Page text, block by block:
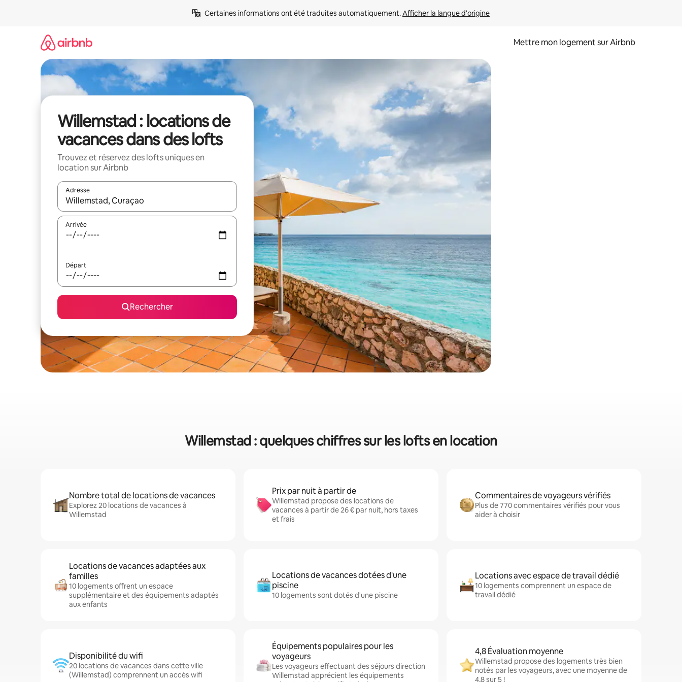
Certaines informations ont été traduites automatiquement. Afficher la langue d'origine
Mettre mon logement sur Airbnb
Willemstad : locations de
vacances dans des lofts
Trouvez et réservez des lofts uniques en
location sur Airbnb
Adresse
Lorsque les résultats s'affichent, utilisez les flèches vers le haut et vers le bas pour les parcourir ou en appuyant et en faisant glisser.
Arrivée
Départ
Rechercher
Willemstad : quelques chiffres sur les lofts en location
Nombre total de locations de vacances
Explorez 20 locations de vacances à
Willemstad
Prix par nuit à partir de
Willemstad propose des locations de
vacances à partir de 26 € par nuit, hors taxes
et frais
Commentaires de voyageurs vérifiés
Plus de 770 commentaires vérifiés pour vous
aider à choisir
Locations de vacances adaptées aux
familles
10 logements offrent un espace
supplémentaire et des équipements adaptés
aux enfants
Locations de vacances dotées d'une
piscine
10 logements sont dotés d'une piscine
Locations avec espace de travail dédié
10 logements comprennent un espace de
travail dédié
Disponibilité du wifi
20 locations de vacances dans cette ville
(Willemstad) comprennent un accès wifi
Équipements populaires pour les
voyageurs
Les voyageurs effectuant des séjours direction
Willemstad apprécient les équipements
4,8 Évaluation moyenne
Willemstad propose des logements très bien
notés par les voyageurs, avec une moyenne de
4,8 sur 5 !